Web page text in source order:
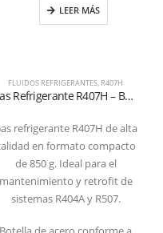
FLUIDOS REFRIGERANTES
FLUIDOS REFRIGERANTES, R407H
Gas Refrigerante R407H – Botella 850 g (1L) – Válvula 1/4″ SAE
refrigerante R407H de alta
en formato compacto
de 850 g. Ideal para el
mantenimiento y retrofit de
sistemas R404A y R507.
LEER MÁS